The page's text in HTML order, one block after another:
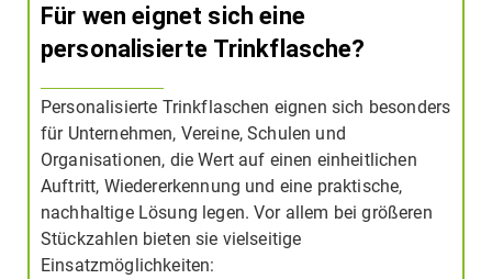
Für wen eignet sich eine
personalisierte Trinkflasche?
Personalisierte Trinkflaschen eignen sich besonders
für Unternehmen, Vereine, Schulen und
Organisationen, die Wert auf einen einheitlichen
Auftritt, Wiedererkennung und eine praktische,
nachhaltige Lösung legen. Vor allem bei größeren
Stückzahlen bieten sie vielseitige
Einsatzmöglichkeiten: